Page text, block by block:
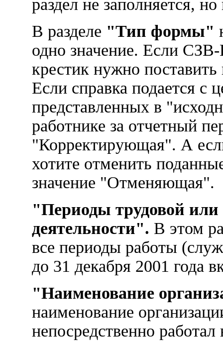
раздел не заполняется,
В разделе "Тип формы"
одно значение. Если
крестик нужно
Если справка подается с
представленных в
работнике за отчетный
"Корректирующая". А
хотите отменить
значение "Отменяющая".
"Периоды трудовой
деятельности". В этом
все периоды работы
до 31 декабря 2001 года
"Наименование
наименование
непосредственно